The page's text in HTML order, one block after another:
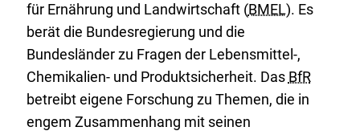
für Ernährung und Landwirtschaft (BMEL). Es
berät die Bundesregierung und die
Bundesländer zu Fragen der Lebensmittel-,
Chemikalien- und Produktsicherheit. Das BfR
betreibt eigene Forschung zu Themen, die in
engem Zusammenhang mit seinen